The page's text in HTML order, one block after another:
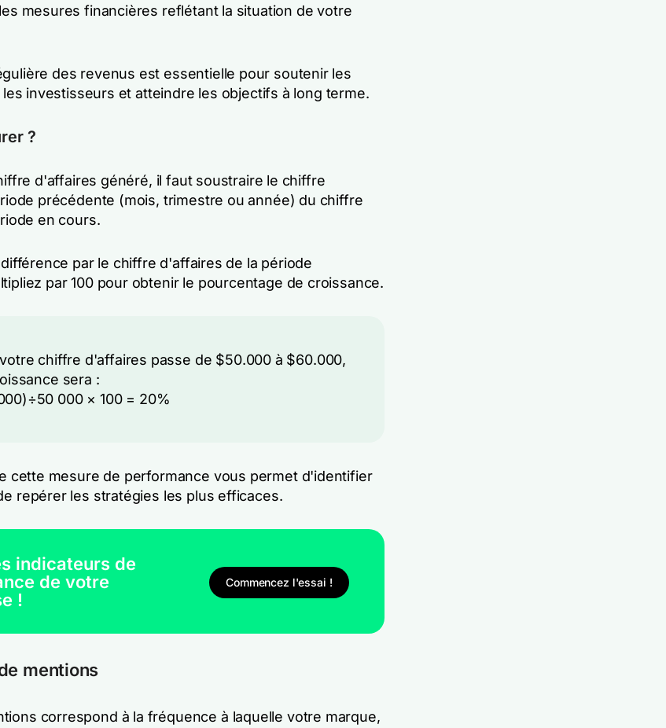
mesures financières reflétant la situation de votre
des revenus est essentielle pour soutenir les
investisseurs et atteindre les objectifs à long terme.
?
d'affaires généré, il faut soustraire le chiffre
précédente (mois, trimestre ou année) du chiffre
en cours.
par le chiffre d'affaires de la période
par 100 pour obtenir le pourcentage de croissance.
chiffre d'affaires passe de $50.000 à $60.000,
sera :
000 × 100 = 20%
cette mesure de performance vous permet d'identifier
repérer les stratégies les plus efficaces.
indicateurs de
de votre
!
Commencez l'essai !
mentions
correspond à la fréquence à laquelle votre marque,